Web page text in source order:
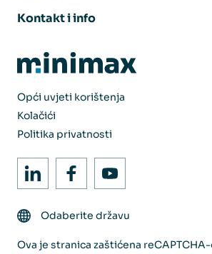
Kontakt i info
Opći uvjeti korištenja
Kolačići
Politika privatnosti
Odaberite državu
Ova je stranica zaštićena